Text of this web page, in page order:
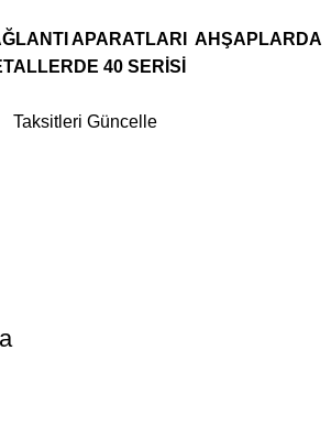
APARATLARI AHŞAPLARDA
40 SERİSİ
Taksitleri Güncelle